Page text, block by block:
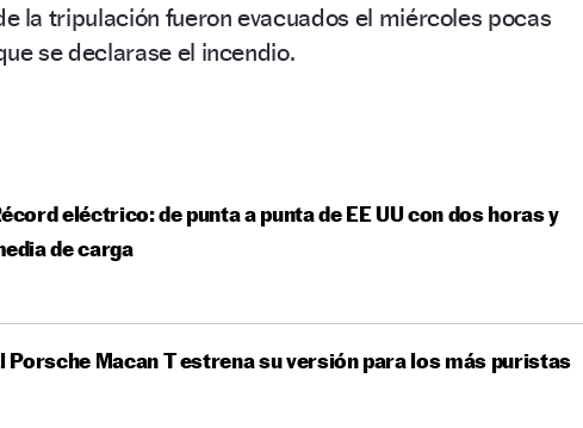
la tripulación fueron evacuados el miércoles pocas
se declarase el incendio.
eléctrico: de punta a punta de EE UU con dos horas y
de carga
Porsche Macan T estrena su versión para los más puristas